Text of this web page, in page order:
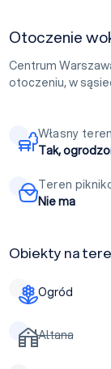
Otoczenie
Centrum
otoczeniu, w
Własny
Tak,
Teren
Nie ma
Obiekty na
Ogród
Altana